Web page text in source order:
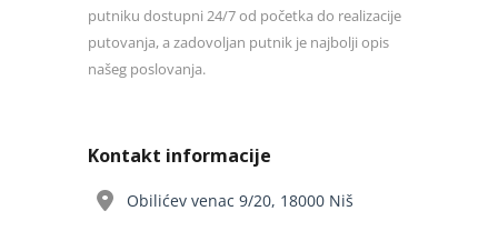
putniku dostupni 24/7 od početka do realizacije
putovanja, a zadovoljan putnik je najbolji opis
našeg poslovanja.
Kontakt informacije
Obilićev venac 9/20, 18000 Niš